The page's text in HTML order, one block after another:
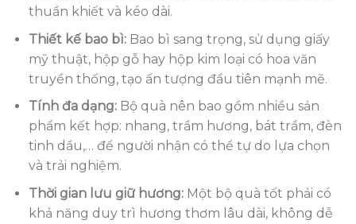
thuần khiết và kéo dài.
Thiết kế bao bì:Bao bì sang trọng, sử dụng giấy
mỹ thuật, hộp gỗ hay hộp kim loại có hoa văn
truyền thống, tạo ấn tượng đầu tiên mạnh mẽ.
Tính đa dạng:Bộ quà nên bao gồm nhiều sản
phẩm kết hợp: nhang, trầm hương, bát trầm, đèn
tinh dầu,… để người nhận có thể tự do lựa chọn
và trải nghiệm.
Thời gian lưu giữ hương:Một bộ quà tốt phải có
khả năng duy trì hương thơm lâu dài, không dễ